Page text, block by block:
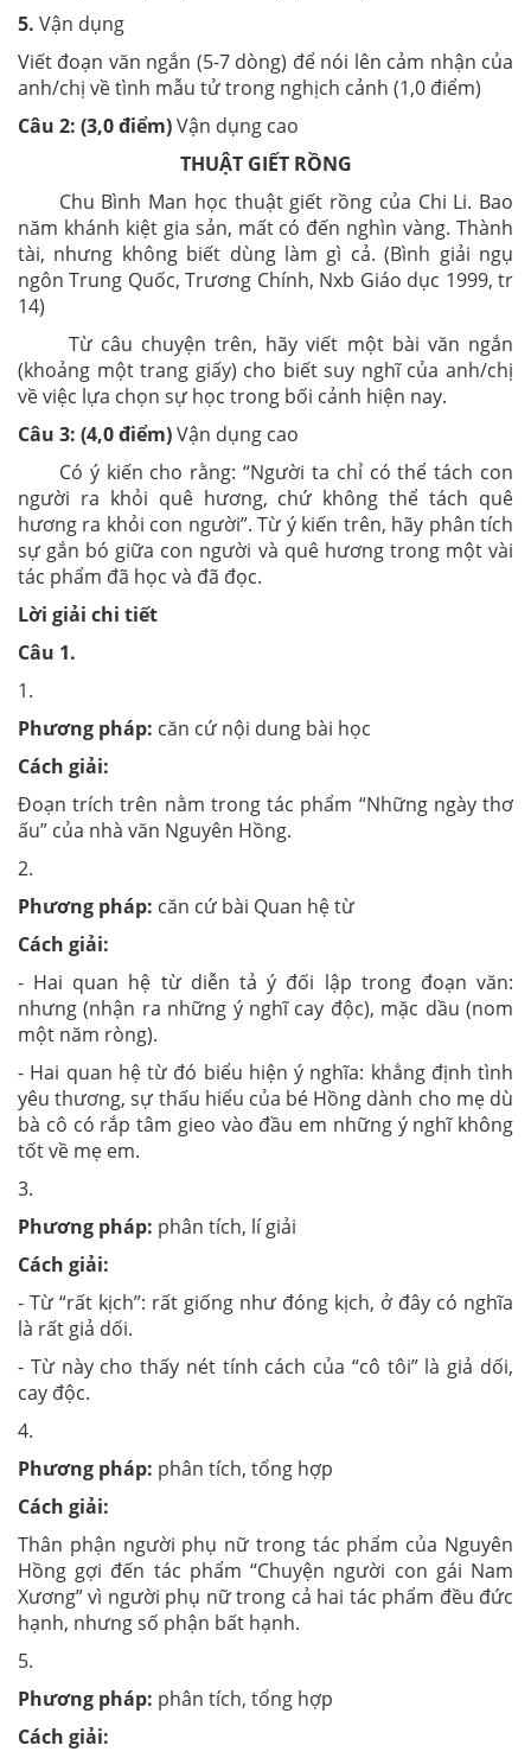
5. Vận dụng
Viết đoạn văn ngắn (5-7 dòng) để nói lên cảm nhận của
anh/chị về tình mẫu tử trong nghịch cảnh (1,0 điểm)
Câu 2: (3,0 điểm)Vận dụng cao
THUẬT GIẾT RỒNG
Chu Bình Man học thuật giết rồng của Chi Li. Bao
năm khánh kiệt gia sản, mất có đến nghìn vàng. Thành
tài, nhưng không biết dùng làm gì cả. (Bình giải ngụ
ngôn Trung Quốc, Trương Chính, Nxb Giáo dục 1999, tr
14)
Từ câu chuyện trên, hãy viết một bài văn ngắn
(khoảng một trang giấy) cho biết suy nghĩ của anh/chị
về việc lựa chọn sự học trong bối cảnh hiện nay.
Câu 3: (4,0 điểm)Vận dụng cao
Có ý kiến cho rằng: “Người ta chỉ có thể tách con
người ra khỏi quê hương, chứ không thể tách quê
hương ra khỏi con người”. Từ ý kiến trên, hãy phân tích
sự gắn bó giữa con người và quê hương trong một vài
tác phẩm đã học và đã đọc.
Lời giải chi tiết
Câu 1.
1.
Phương pháp: căn cứ nội dung bài học
Cách giải:
Đoạn trích trên nằm trong tác phẩm “Những ngày thơ
ấu” của nhà văn Nguyên Hồng.
2.
Phương pháp: căn cứ bài Quan hệ từ
Cách giải:
- Hai quan hệ từ diễn tả ý đối lập trong đoạn văn:
nhưng (nhận ra những ý nghĩ cay độc), mặc dầu (nom
một năm ròng).
- Hai quan hệ từ đó biểu hiện ý nghĩa: khẳng định tình
yêu thương, sự thấu hiểu của bé Hồng dành cho mẹ dù
bà cô có rắp tâm gieo vào đầu em những ý nghĩ không
tốt về mẹ em.
3.
Phương pháp: phân tích, lí giải
Cách giải:
- Từ “rất kịch”: rất giống như đóng kịch, ở đây có nghĩa
là rất giả dối.
- Từ này cho thấy nét tính cách của “cô tôi” là giả dối,
cay độc.
4.
Phương pháp: phân tích, tổng hợp
Cách giải:
Thân phận người phụ nữ trong tác phẩm của Nguyên
Hồng gợi đến tác phẩm “Chuyện người con gái Nam
Xương” vì người phụ nữ trong cả hai tác phẩm đều đức
hạnh, nhưng số phận bất hạnh.
5.
Phương pháp: phân tích, tổng hợp
Cách giải: